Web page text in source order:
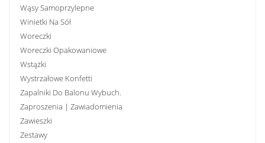
Wąsy Samoprzylepne
Winietki Na Sół
Woreczki
Woreczki Opakowaniowe
Wstążki
Wystrzałowe Konfetti
Zapalniki Do Balonu Wybuch.
Zaproszenia | Zawiadomienia
Zawieszki
Zestawy